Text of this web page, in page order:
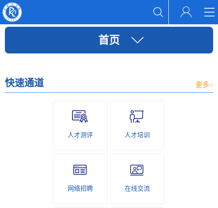
首页
快速通道 更多>
人才测评 人才培训
网络招聘 在线交流